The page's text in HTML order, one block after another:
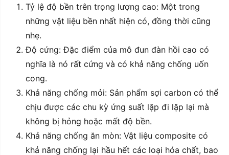
Tỷ lệ độ bền trên trọng lượng cao: Một trong
những vật liệu bền nhất hiện có, đồng thời cũng
nhẹ.
Độ cứng: Đặc điểm của mô đun đàn hồi cao có
nghĩa là nó rất cứng và có khả năng chống uốn
cong.
Khả năng chống mỏi: Sản phẩm sợi carbon có thể
chịu được các chu kỳ ứng suất lặp đi lặp lại mà
không bị hỏng hoặc mất độ bền.
Khả năng chống ăn mòn: Vật liệu composite có
khả năng chống lại hầu hết các loại hóa chất, bao